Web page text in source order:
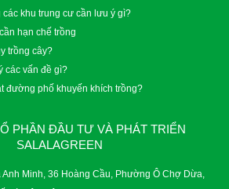
khu trung cư cần lưu ý gì?
hạn chế trồng
trồng cây?
các vấn đề gì?
đường phố khuyến khích trồng?
PHẦN ĐẦU TƯ VÀ PHÁT TRIỂN
SALALAGREEN
Anh Minh, 36 Hoàng Cầu, Phường Ô Chợ Dừa,